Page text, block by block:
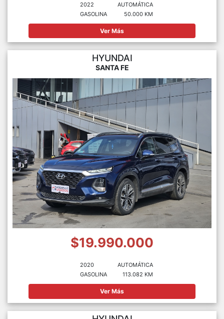
2022
GASOLINA
AUTOMÁTICA
50.000 KM
Ver Más
HYUNDAI
SANTA FE
$19.990.000
2020
GASOLINA
AUTOMÁTICA
113.082 KM
Ver Más